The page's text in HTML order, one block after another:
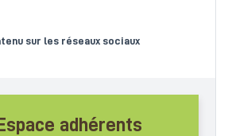
sur les réseaux sociaux
adhérents